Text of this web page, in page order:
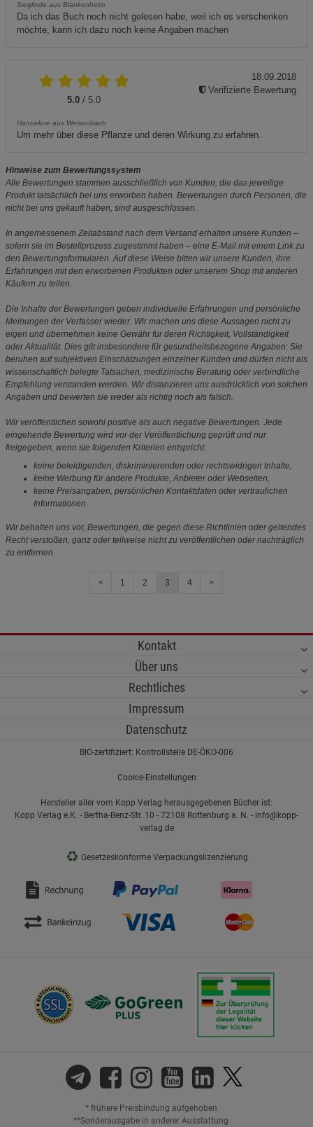
Sieglinde aus Blankenheim
Da ich das Buch noch nicht gelesen habe, weil ich es verschenken
möchte, kann ich dazu noch keine Angaben machen
5.0 / 5.0
Hannelore aus Weisenbach
Um mehr über diese Pflanze und deren Wirkung zu erfahren.
18.09.2018
Verifizierte Bewertung
Hinweise zum Bewertungssystem
Alle Bewertungen stammen ausschließlich von Kunden, die das jeweilige
Produkt tatsächlich bei uns erworben haben. Bewertungen durch Personen, die
nicht bei uns gekauft haben, sind ausgeschlossen.
In angemessenem Zeitabstand nach dem Versand erhalten unsere Kunden –
sofern sie im Bestellprozess zugestimmt haben – eine E-Mail mit einem Link zu
den Bewertungsformularen. Auf diese Weise bitten wir unsere Kunden, ihre
Erfahrungen mit den erworbenen Produkten oder unserem Shop mit anderen
Käufern zu teilen.
Die Inhalte der Bewertungen geben individuelle Erfahrungen und persönliche
Meinungen der Verfasser wieder. Wir machen uns diese Aussagen nicht zu
eigen und übernehmen keine Gewähr für deren Richtigkeit, Vollständigkeit
oder Aktualität. Dies gilt insbesondere für gesundheitsbezogene Angaben: Sie
beruhen auf subjektiven Einschätzungen einzelner Kunden und dürfen nicht als
wissenschaftlich belegte Tatsachen, medizinische Beratung oder verbindliche
Empfehlung verstanden werden. Wir distanzieren uns ausdrücklich von solchen
Angaben und bewerten sie weder als richtig noch als falsch.
Wir veröffentlichen sowohl positive als auch negative Bewertungen. Jede
eingehende Bewertung wird vor der Veröffentlichung geprüft und nur
freigegeben, wenn sie folgenden Kriterien entspricht:
keine beleidigenden, diskriminierenden oder rechtswidrigen Inhalte,
keine Werbung für andere Produkte, Anbieter oder Webseiten,
keine Preisangaben, persönlichen Kontaktdaten oder vertraulichen
Informationen.
Wir behalten uns vor, Bewertungen, die gegen diese Richtlinien oder geltendes
Recht verstoßen, ganz oder teilweise nicht zu veröffentlichen oder nachträglich
zu entfernen.
< 1 2 3 4 >
Kontakt
Über uns
Rechtliches
Impressum
Datenschutz
BIO-zertifiziert: Kontrollstelle DE-ÖKO-006
Cookie-Einstellungen
Hersteller aller vom Kopp Verlag herausgegebenen Bücher ist:
Kopp Verlag e.K. - Bertha-Benz-Str. 10 - 72108 Rottenburg a. N. - info@kopp-
verlag.de
♻ Gesetzeskonforme Verpackungslizenzierung
* frühere Preisbindung aufgehoben
**Sonderausgabe in anderer Ausstattung